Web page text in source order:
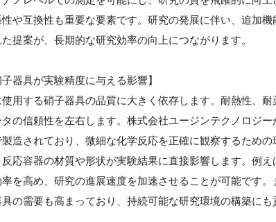
や互換性も重要な要素です。研究の発展に伴い、追加
提案が、長期的な研究効率の向上につながります。
子器具が実験精度に与える影響】
用する硝子器具の品質に大きく依存します。耐熱性、
の信頼性を左右します。株式会社ユージンテクノロジ
造されており、微細な化学反応を正確に観察するため
応容器の材質や形状が実験結果に直接影響します。例え
を高め、研究の進展速度を加速させることが可能です
の需要も高まっており、持続可能な研究環境の構築にも